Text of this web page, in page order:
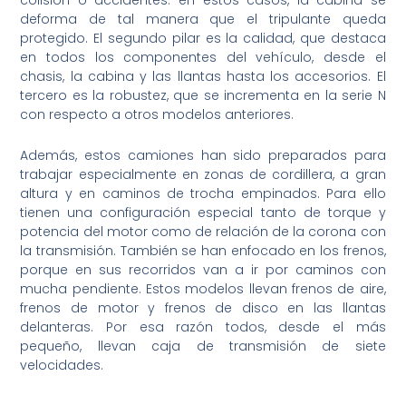
deforma de tal manera que el tripulante queda
protegido. El segundo pilar es la calidad, que destaca
en todos los componentes del vehículo, desde el
chasis, la cabina y las llantas hasta los accesorios. El
tercero es la robustez, que se incrementa en la serie N
con respecto a otros modelos anteriores.
Además, estos camiones han sido preparados para
trabajar especialmente en zonas de cordillera, a gran
altura y en caminos de trocha empinados. Para ello
tienen una configuración especial tanto de torque y
potencia del motor como de relación de la corona con
la transmisión. También se han enfocado en los frenos,
porque en sus recorridos van a ir por caminos con
mucha pendiente. Estos modelos llevan frenos de aire,
frenos de motor y frenos de disco en las llantas
delanteras. Por esa razón todos, desde el más
pequeño, llevan caja de transmisión de siete
velocidades.